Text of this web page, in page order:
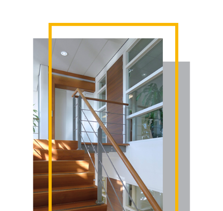
IA-O CONSULTAȚIE GRATUITĂ